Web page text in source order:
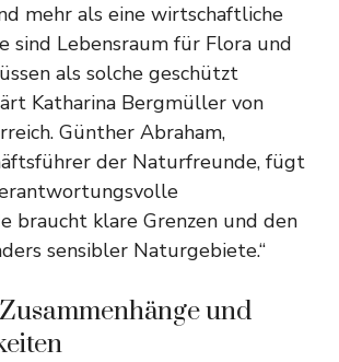
mehr als eine wirtschaftliche
sind Lebensraum für Flora und
als solche geschützt
Katharina Bergmüller von
Günther Abraham,
der Naturfreunde, fügt
braucht klare Grenzen und den
sensibler Naturgebiete.“
und